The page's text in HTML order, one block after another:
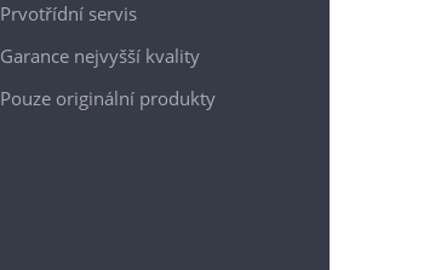
Prvotřídní servis
Garance nejvyšší kvality
Pouze originální produkty